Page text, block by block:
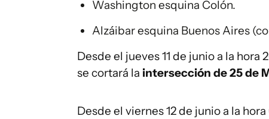
Washington esquina Colón.
Alzáibar esquina Buenos Aires
Desde el jueves 11 de junio a la
se cortará la intersección de 25 de
Desde el viernes 12 de junio a la